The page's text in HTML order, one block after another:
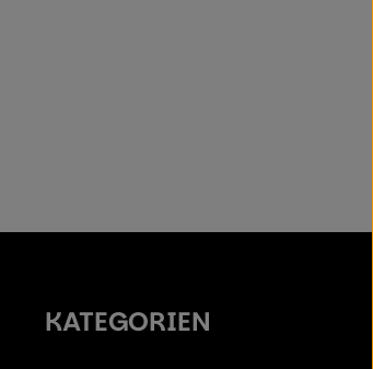
KATEGORIEN